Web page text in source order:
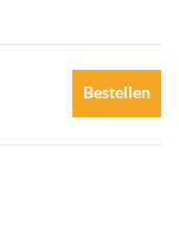
Bestellen